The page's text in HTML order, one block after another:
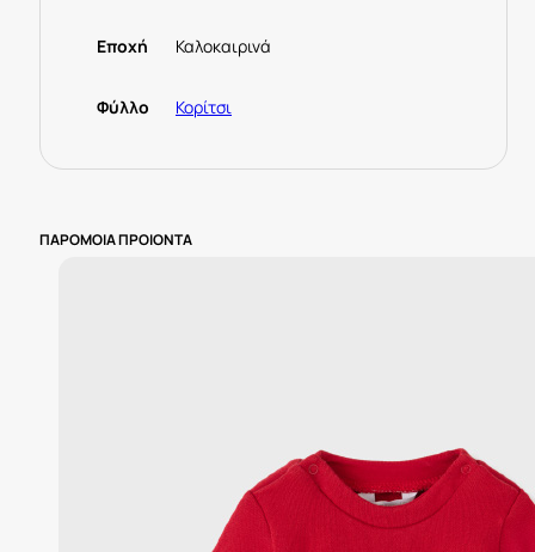
Εποχή Καλοκαιρινά
Φύλλο Κορίτσι
ΠΑΡΟΜΟΙΑ ΠΡΟΙΟΝΤΑ